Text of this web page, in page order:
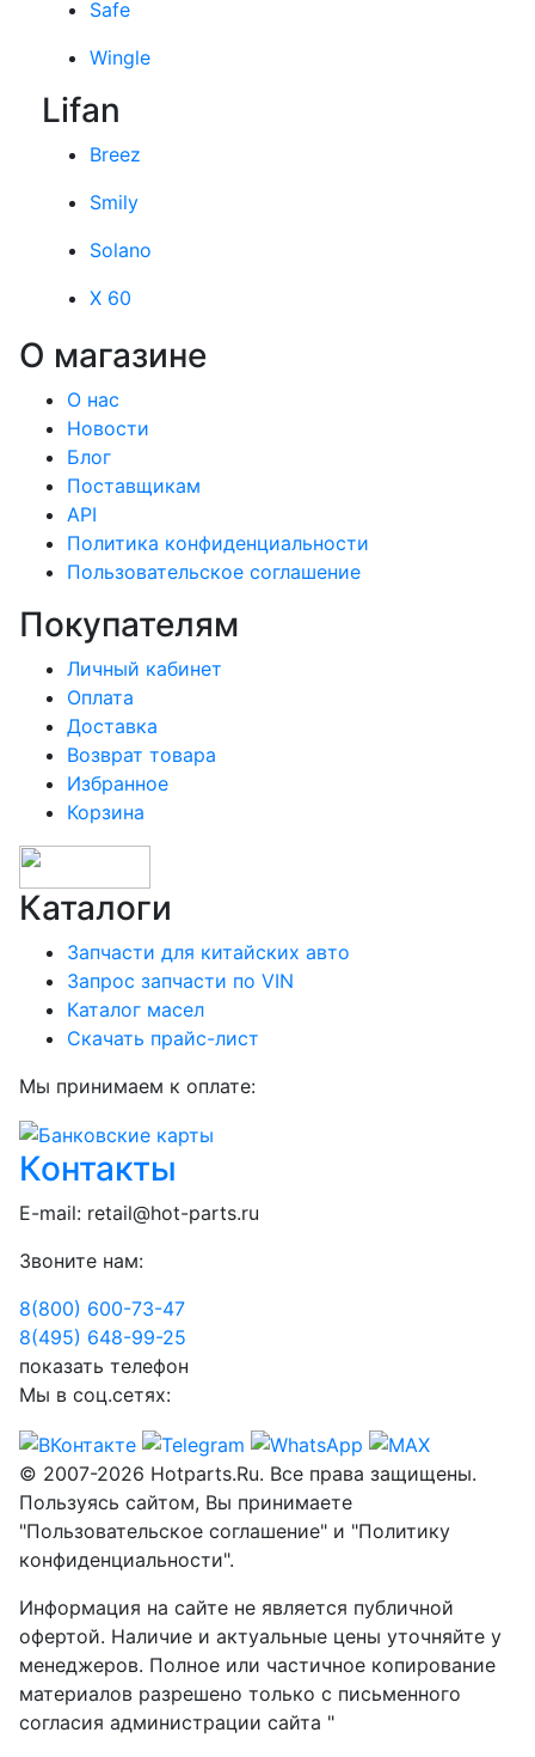
Safe
Wingle
Lifan
Breez
Smily
Solano
X 60
О магазине
О нас
Новости
Блог
Поставщикам
API
Политика конфиденциальности
Пользовательское соглашение
Покупателям
Личный кабинет
Оплата
Доставка
Возврат товара
Избранное
Корзина
Каталоги
Запчасти для китайских авто
Запрос запчасти по VIN
Каталог масел
Скачать прайс-лист
Мы принимаем к оплате:
Контакты
E-mail: retail@hot-parts.ru
Звоните нам:
8(800) 600-73-47
8(495) 648-99-25
показать телефон
Мы в соц.сетях:
© 2007-2026 Hotparts.Ru. Все права защищены.
Пользуясь сайтом, Вы принимаете
"Пользовательское соглашение" и "Политику
конфиденциальности".
Информация на сайте не является публичной
офертой. Наличие и актуальные цены уточняйте у
менеджеров. Полное или частичное копирование
материалов разрешено только с письменного
согласия администрации сайта "